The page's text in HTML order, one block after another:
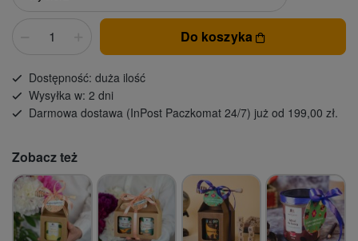
Do koszyka
Dostępność: duża ilość
Wysyłka w: 2 dni
Darmowa dostawa (InPost Paczkomat 24/7) już od 199,00 zł.
Zobacz też